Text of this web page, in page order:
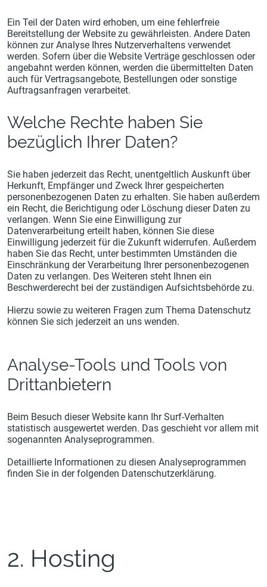
Ein Teil der Daten wird erhoben, um eine fehlerfreie
Bereitstellung der Website zu gewährleisten. Andere Daten
können zur Analyse Ihres Nutzerverhaltens verwendet
werden. Sofern über die Website Verträge geschlossen oder
angebahnt werden können, werden die übermittelten Daten
auch für Vertragsangebote, Bestellungen oder sonstige
Auftragsanfragen verarbeitet.
Welche Rechte haben Sie
bezüglich Ihrer Daten?
Sie haben jederzeit das Recht, unentgeltlich Auskunft über
Herkunft, Empfänger und Zweck Ihrer gespeicherten
personenbezogenen Daten zu erhalten. Sie haben außerdem
ein Recht, die Berichtigung oder Löschung dieser Daten zu
verlangen. Wenn Sie eine Einwilligung zur
Datenverarbeitung erteilt haben, können Sie diese
Einwilligung jederzeit für die Zukunft widerrufen. Außerdem
haben Sie das Recht, unter bestimmten Umständen die
Einschränkung der Verarbeitung Ihrer personenbezogenen
Daten zu verlangen. Des Weiteren steht Ihnen ein
Beschwerderecht bei der zuständigen Aufsichtsbehörde zu.
Hierzu sowie zu weiteren Fragen zum Thema Datenschutz
können Sie sich jederzeit an uns wenden.
Analyse-Tools und Tools von
Drittanbietern
Beim Besuch dieser Website kann Ihr Surf-Verhalten
statistisch ausgewertet werden. Das geschieht vor allem mit
sogenannten Analyseprogrammen.
Detaillierte Informationen zu diesen Analyseprogrammen
finden Sie in der folgenden Datenschutzerklärung.
2. Hosting